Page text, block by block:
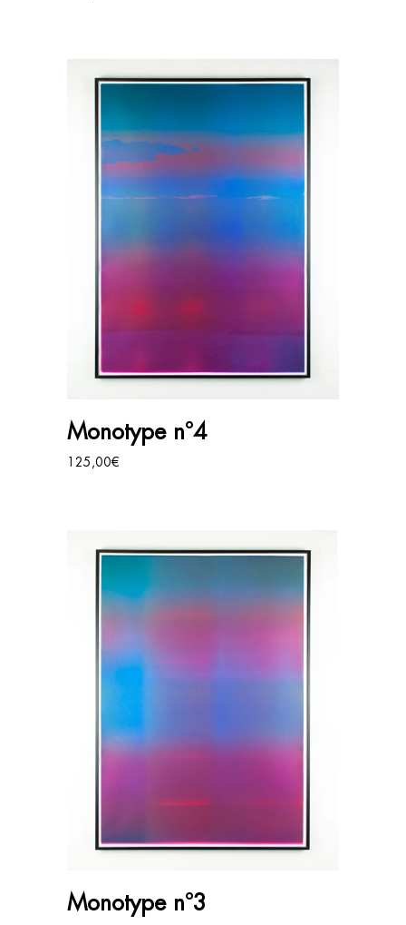
AJOUTER AU PANIER
Monotype n°4
125,00€
Monotype n°3